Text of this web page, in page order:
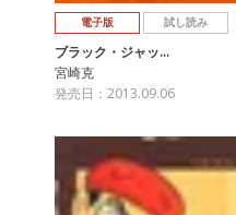
電子版 試し読み
ブラック・ジャッ…
宮崎克
発売日：2013.09.06